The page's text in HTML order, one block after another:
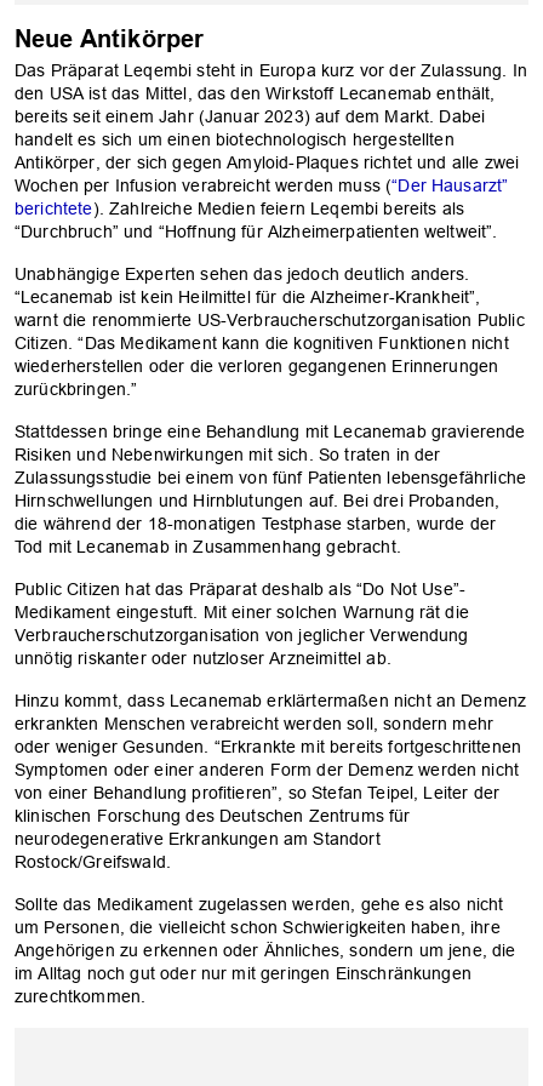
OK
Neue Antikörper
Das Präparat Leqembi steht in Europa kurz vor der Zulassung. In
den USA ist das Mittel, das den Wirkstoff Lecanemab enthält,
bereits seit einem Jahr (Januar 2023) auf dem Markt. Dabei
handelt es sich um einen biotechnologisch hergestellten
Antikörper, der sich gegen Amyloid-Plaques richtet und alle zwei
Wochen per Infusion verabreicht werden muss (“Der Hausarzt”
berichtete). Zahlreiche Medien feiern Leqembi bereits als
“Durchbruch” und “Hoffnung für Alzheimerpatienten weltweit”.
Unabhängige Experten sehen das jedoch deutlich anders.
“Lecanemab ist kein Heilmittel für die Alzheimer-Krankheit”,
warnt die renommierte US-Verbraucherschutzorganisation Public
Citizen. “Das Medikament kann die kognitiven Funktionen nicht
wiederherstellen oder die verloren gegangenen Erinnerungen
zurückbringen.”
Stattdessen bringe eine Behandlung mit Lecanemab gravierende
Risiken und Nebenwirkungen mit sich. So traten in der
Zulassungsstudie bei einem von fünf Patienten lebensgefährliche
Hirnschwellungen und Hirnblutungen auf. Bei drei Probanden,
die während der 18-monatigen Testphase starben, wurde der
Tod mit Lecanemab in Zusammenhang gebracht.
Public Citizen hat das Präparat deshalb als “Do Not Use”-
Medikament eingestuft. Mit einer solchen Warnung rät die
Verbraucherschutzorganisation von jeglicher Verwendung
unnötig riskanter oder nutzloser Arzneimittel ab.
Hinzu kommt, dass Lecanemab erklärtermaßen nicht an Demenz
erkrankten Menschen verabreicht werden soll, sondern mehr
oder weniger Gesunden. “Erkrankte mit bereits fortgeschrittenen
Symptomen oder einer anderen Form der Demenz werden nicht
von einer Behandlung profitieren”, so Stefan Teipel, Leiter der
klinischen Forschung des Deutschen Zentrums für
neurodegenerative Erkrankungen am Standort
Rostock/Greifswald.
Sollte das Medikament zugelassen werden, gehe es also nicht
um Personen, die vielleicht schon Schwierigkeiten haben, ihre
Angehörigen zu erkennen oder Ähnliches, sondern um jene, die
im Alltag noch gut oder nur mit geringen Einschränkungen
zurechtkommen.